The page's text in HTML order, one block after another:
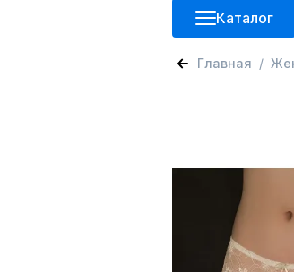
Каталог
Главная